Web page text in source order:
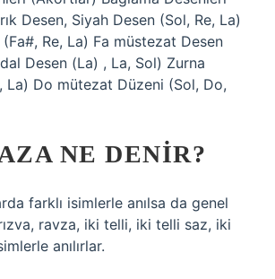
Desen, Siyah Desen (Sol, Re, La)
Re, La) Fa müstezat Desen
Desen (La) , La, Sol) Zurna
La) Do mütezat Düzeni (Sol, Do,
NE DENIR?
farklı isimlerle anılsa da genel
ravza, iki telli, iki telli saz, iki
anılırlar.